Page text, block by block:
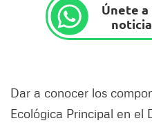
Únete
Dar a conocer los
Ecológica Principal en el